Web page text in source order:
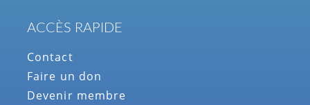
ACCÈS RAPIDE
Contact
Faire un don
Devenir membre